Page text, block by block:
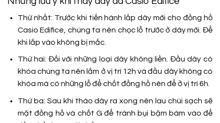
Thứ nhất: Trước khi tiến hành lắp dây mới cho đồng hồ
Casio Edifice, chúng ta nên chọc lỗ trước ở dây mới. Để
khi lắp vào không bị mắc.
Thứ hai: Đối với những loại dây không liền. Đầu dây có
khóa chúng ta nên lắm ở vị trí 12h và đầu dây không có
khóa mà có những lỗ để chốt đồng hồ nên để ở vị trí 6h.
Thứ ba: Sau khi tháo dây ra xong nên lau chùi sạch sẽ
mặt đồng hồ và chốt G để tránh bụi bặm bám vào để